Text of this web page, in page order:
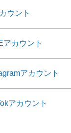
ウント
アカウント
アカウント
アカウント